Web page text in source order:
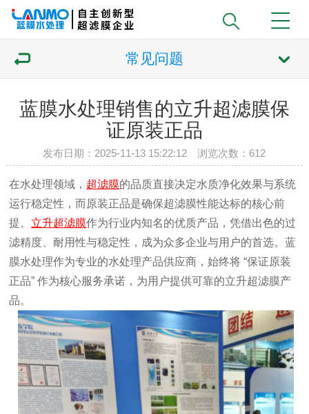
常见问题
蓝膜水处理销售的立升超滤膜保
证原装正品
发布日期：2025-11-13 15:22:12 浏览次数： 612
在水处理领域， 超滤膜的品质直接决定水质净化效果与系统
运行稳定性，而原装正品是确保超滤膜性能达标的核心前
提。 立升超滤膜作为行业内知名的优质产品，凭借出色的过
滤精度、耐用性与稳定性，成为众多企业与用户的首选。蓝
膜水处理作为专业的水处理产品供应商，始终将 “保证原装
正品” 作为核心服务承诺，为用户提供可靠的立升超滤膜产
品。